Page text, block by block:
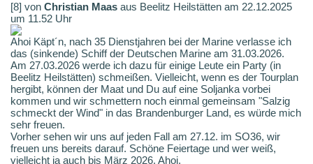
[8] von Christian Maas aus Beelitz Heilstätten am 22.12.2025
um 11.52 Uhr
Ahoi Käpt´n, nach 35 Dienstjahren bei der Marine verlasse ich
das (sinkende) Schiff der Deutschen Marine am 31.03.2026.
Am 27.03.2026 werde ich dazu für einige Leute ein Party (in
Beelitz Heilstätten) schmeißen. Vielleicht, wenn es der Tourplan
hergibt, können der Maat und Du auf eine Soljanka vorbei
kommen und wir schmettern noch einmal gemeinsam "Salzig
schmeckt der Wind" in das Brandenburger Land, es würde mich
sehr freuen.
Vorher sehen wir uns auf jeden Fall am 27.12. im SO36, wir
freuen uns bereits darauf. Schöne Feiertage und wer weiß,
vielleicht ja auch bis März 2026. Ahoi,